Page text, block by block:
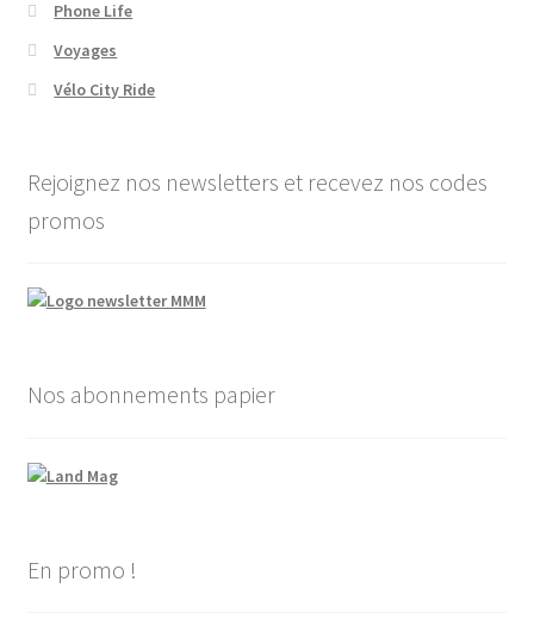
Phone Life
Voyages
Vélo City Ride
Rejoignez nos newsletters et recevez nos codes
promos
Nos abonnements papier
En promo !